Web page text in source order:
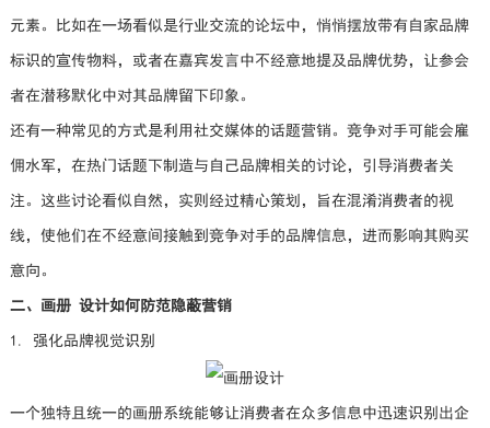
元素。比如在一场看似是行业交流的论坛中，悄悄摆放带有自家品牌
标识的宣传物料，或者在嘉宾发言中不经意地提及品牌优势，让参会
者在潜移默化中对其品牌留下印象。
还有一种常见的方式是利用社交媒体的话题营销。竞争对手可能会雇
佣水军，在热门话题下制造与自己品牌相关的讨论，引导消费者关
注。这些讨论看似自然，实则经过精心策划，旨在混淆消费者的视
线，使他们在不经意间接触到竞争对手的品牌信息，进而影响其购买
意向。
二、画册 设计如何防范隐蔽营销
1. 强化品牌视觉识别
一个独特且统一的画册系统能够让消费者在众多信息中迅速识别出企